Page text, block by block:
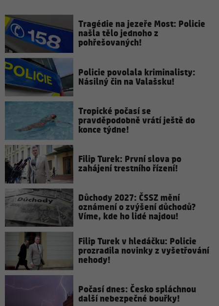
Tragédie na jezeře Most: Policie
našla tělo jednoho z
pohřešovaných!
Policie povolala kriminalisty:
Násilný čin na Valašsku!
Tropické počasí se
pravděpodobně vrátí ještě do
konce týdne!
Filip Turek: První slova po
zahájení trestního řízení!
Důchody 2027: ČSSZ mění
oznámení o zvýšení důchodů?
Víme, kde ho lidé najdou!
Filip Turek v hledáčku: Policie
prozradila novinky z vyšetřování
nehody!
Počasí dnes: Česko spláchnou
další nebezpečné bouřky!